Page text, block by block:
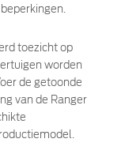
toezicht op
worden
de getoonde
van de Ranger